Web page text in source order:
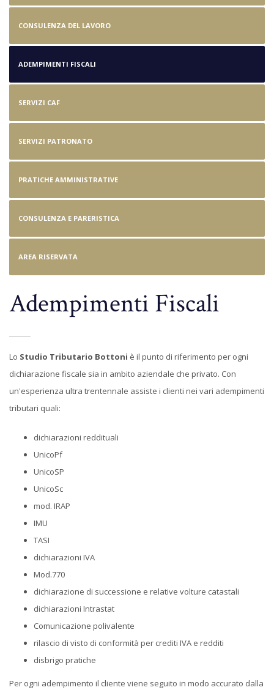
CONSULENZA DEL LAVORO
ADEMPIMENTI FISCALI
SERVIZI CAF
SERVIZI PATRONATO
PRATICHE AMMINISTRATIVE
CONSULENZA E PARERISTICA
AREA RISERVATA
Adempimenti Fiscali
Lo Studio Tributario Bottoni è il punto di riferimento per ogni
dichiarazione fiscale sia in ambito aziendale che privato. Con
un'esperienza ultra trentennale assiste i clienti nei vari adempimenti
tributari quali:
dichiarazioni reddituali
UnicoPf
UnicoSP
UnicoSc
mod. IRAP
IMU
TASI
dichiarazioni IVA
Mod.770
dichiarazione di successione e relative volture catastali
dichiarazioni Intrastat
Comunicazione polivalente
rilascio di visto di conformità per crediti IVA e redditi
disbrigo pratiche
Per ogni adempimento il cliente viene seguito in modo accurato dalla